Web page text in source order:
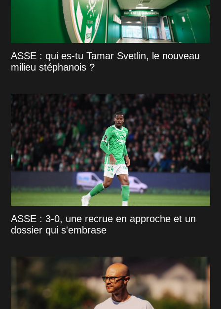
ASSE : qui es-tu Tamar Svetlin, le nouveau
milieu stéphanois ?
ASSE : 3-0, une recrue en approche et un
dossier qui s'embrase